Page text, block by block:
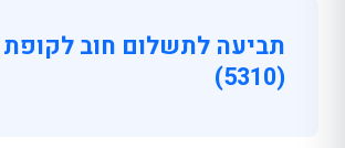
תביעה לתשלום חוב
(5310)